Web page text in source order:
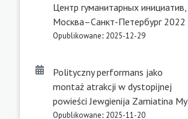
Центр гуманитарных инициатив,
Москва–Санкт-Петербург 2022
Opublikowane:: 2025-12-29
Polityczny performans jako
montaż atrakcji w dystopijnej
powieści Jewgienija Zamiatina My
Opublikowane:: 2025-11-20